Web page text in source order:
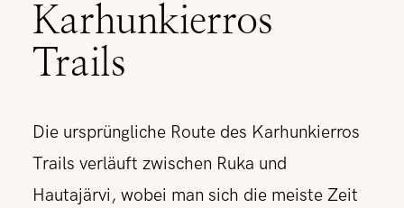
Karhunkierros
Trails
Die ursprüngliche Route des Karhunkierros
Trails verläuft zwischen Ruka und
Hautajärvi, wobei man sich die meiste Zeit